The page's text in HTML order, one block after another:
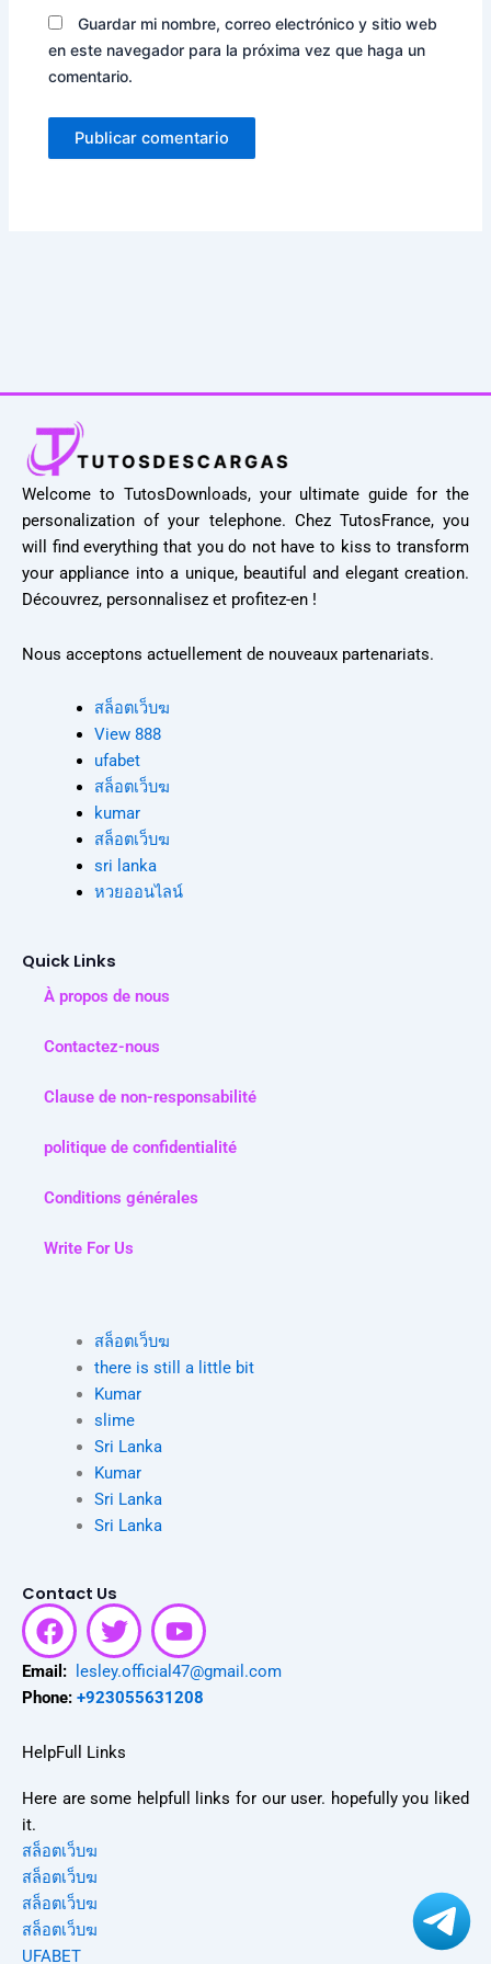
Guardar mi nombre, correo electrónico y sitio web
en este navegador para la próxima vez que haga un
comentario.
Welcome to TutosDownloads, your ultimate guide for the
personalization of your telephone. Chez TutosFrance, you
will find everything that you do not have to kiss to transform
your appliance into a unique, beautiful and elegant creation.
Découvrez, personnalisez et profitez-en !
Nous acceptons actuellement de nouveaux partenariats.
สล็อตเว็บฆ
View 888
ufabet
สล็อตเว็บฆ
kumar
สล็อตเว็บฆ
sri lanka
หวยออนไลน์
Quick Links
À propos de nous
Contactez-nous
Clause de non-responsabilité
politique de confidentialité
Conditions générales
Write For Us
สล็อตเว็บฆ
there is still a little bit
Kumar
slime
Sri Lanka
Kumar
Sri Lanka
Sri Lanka
Contact Us
F
a
c
e
o
k
T
w
i
t
e
Y
o
u
t
Email:
lesley.official47@gmail.com
Phone: +923055631208
HelpFull Links
Here are some helpfull links for our user. hopefully you liked
it.
สล็อตเว็บฆ
สล็อตเว็บฆ
สล็อตเว็บฆ
สล็อตเว็บฆ
UFABET